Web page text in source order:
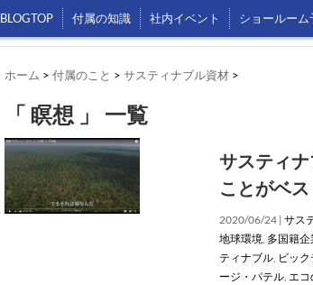
BLOGTOP 付属の知識 社内イベント ショールーム
ホーム > 付属のこと > サスティナブル資材 >
「 瞑想 」 一覧
サスティ
ことがベス
2020/06/24 | サス
地球環境, 多国籍企
ティナブル, ビッ
ージ・パテル, エコ